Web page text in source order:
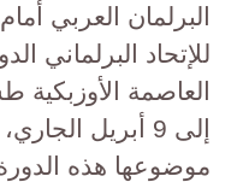
البرلمان العربي
للإتحاد البرلماني
إلى 9 أبريل
موضوعها هذه